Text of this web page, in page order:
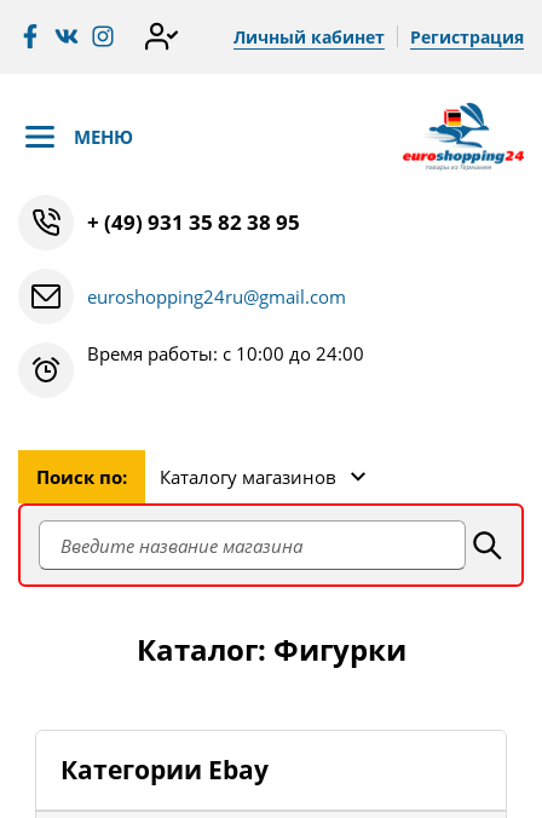
Личный кабинет Регистрация
МЕНЮ
+ (49) 931 35 82 38 95
euroshopping24ru@gmail.com
Время работы: с 10:00 до 24:00
Поиск по: Каталогу магазинов
Категории Ebay
Каталог: Фигурки